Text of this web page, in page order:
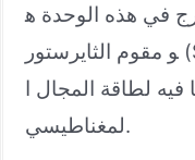
في هذه الوحدة ه
و مقوم الثايرستور (SCR). من خلال التحكم في توص
فيه لطاقة المجال ا
لمغناطيسي.